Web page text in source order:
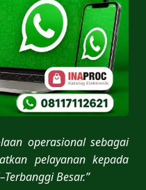
operasional sebagai
pelayanan kepada
Besar.”